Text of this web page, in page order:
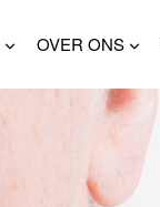
OVER ONS